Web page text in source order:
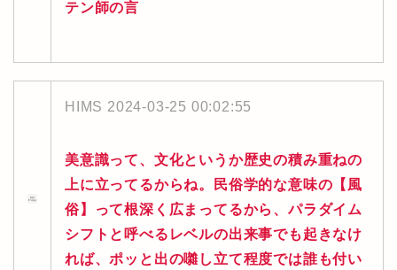
テン師の言
HIMS 2024-03-25 00:02:55
美意識って、文化というか歴史の積み重ねの
上に立ってるからね。民俗学的な意味の【風
俗】って根深く広まってるから、パラダイム
シフトと呼べるレベルの出来事でも起きなけ
れば、ポッと出の囃し立て程度では誰も付い